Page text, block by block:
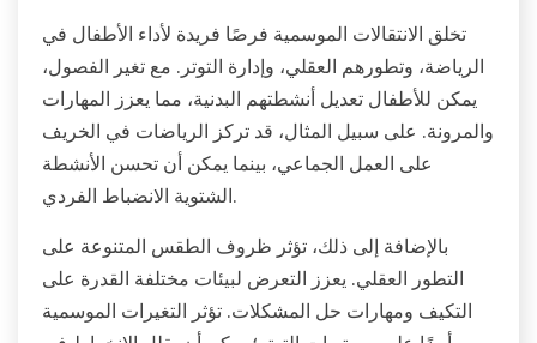
تخلق الانتقالات الموسمية فرصًا فريدة لأداء الأطفال في
الرياضة، وتطورهم العقلي، وإدارة التوتر. مع تغير الفصول،
يمكن للأطفال تعديل أنشطتهم البدنية، مما يعزز المهارات
والمرونة. على سبيل المثال، قد تركز الرياضات في الخريف
على العمل الجماعي، بينما يمكن أن تحسن الأنشطة
الشتوية الانضباط الفردي.
بالإضافة إلى ذلك، تؤثر ظروف الطقس المتنوعة على
التطور العقلي. يعزز التعرض لبيئات مختلفة القدرة على
التكيف ومهارات حل المشكلات. تؤثر التغيرات الموسمية